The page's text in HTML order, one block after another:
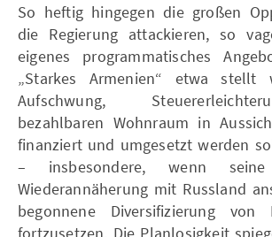
So heftig hingegen die großen
die Regierung attackieren, so
eigenes programmatisches
„Starkes Armenien“ etwa stellt
Aufschwung,
bezahlbaren Wohnraum in
finanziert und umgesetzt werden
– insbesondere, wenn
Wiederannäherung mit Russland
begonnene Diversifizierung von
fortzusetzen. Die Planlosigkeit